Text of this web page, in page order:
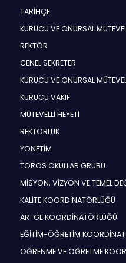
TARİHÇE
KURUCU VE ONURSAL
REKTÖR
GENEL SEKRETER
KURUCU VE ONURSAL
KURUCU VAKIF
MÜTEVELLİ HEYETİ
REKTÖRLÜK
YÖNETİM
TOROS OKULLAR GRUBU
MİSYON, VİZYON VE TEMEL
KALİTE KOORDİNATÖRLÜĞÜ
AR-GE KOORDİNATÖRLÜĞÜ
EĞİTİM-ÖĞRETİM
ÖĞRENME VE ÖĞRETME